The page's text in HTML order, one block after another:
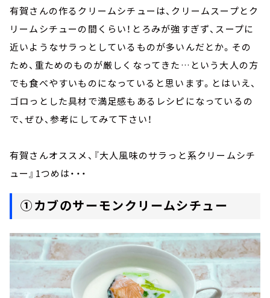
有賀さんの作るクリームシチューは、クリームスープとク
リームシチューの間くらい！とろみが強すぎず、スープに
近いようなサラっとしているものが多いんだとか。その
ため、重ためのものが厳しくなってきた…という大人の方
でも食べやすいものになっていると思います。とはいえ、
ゴロっとした具材で満足感もあるレシピになっているの
で、ぜひ、参考にしてみて下さい！
有賀さんオススメ、『大人風味のサラっと系クリームシチ
ュー』1つめは・・・
①カブのサーモンクリームシチュー